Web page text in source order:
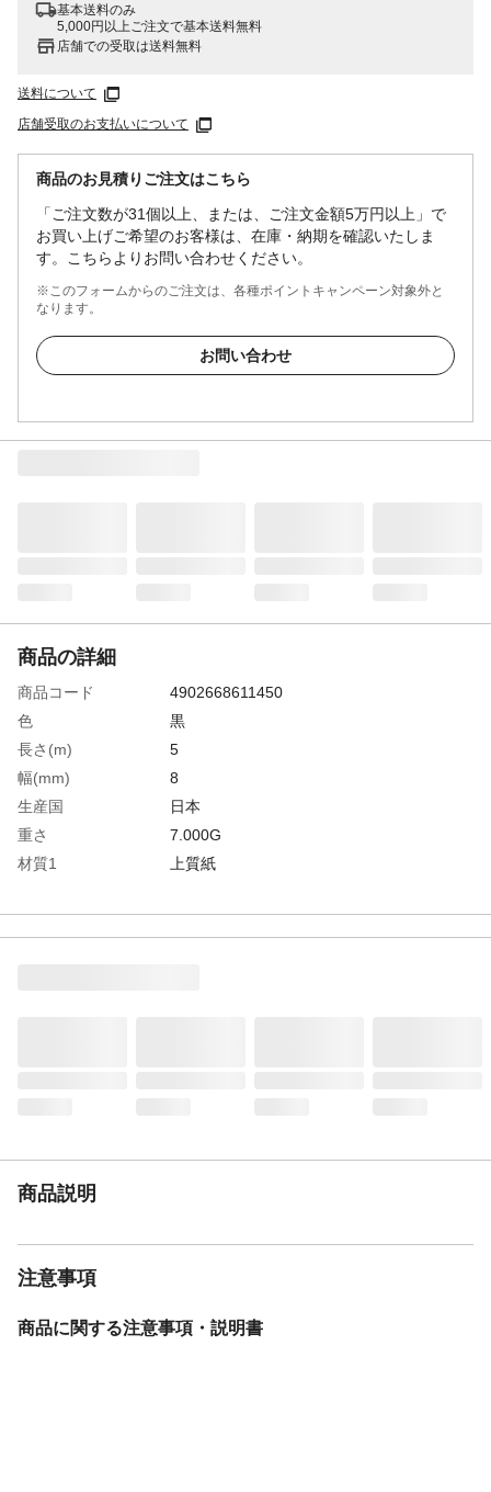
基本送料のみ
5,000円以上ご注文で基本送料無料
店舗での受取は送料無料
送料について
店舗受取のお支払いについて
商品のお見積りご注文はこちら
「ご注文数が31個以上、または、ご注文金額5万円以上」で
お買い上げご希望のお客様は、在庫・納期を確認いたしま
す。こちらよりお問い合わせください。
※このフォームからのご注文は、各種ポイントキャンペーン対象外と
なります。
お問い合わせ
商品の詳細
商品コード
4902668611450
色
黒
長さ(m)
5
幅(mm)
8
生産国
日本
重さ
7.000G
材質1
上質紙
商品説明
注意事項
商品に関する注意事項・説明書